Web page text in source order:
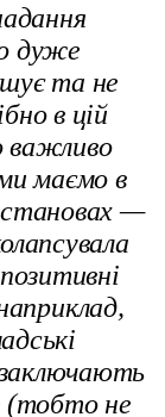
дуже
та не
в цій
важливо
маємо в
—
заключають
(тобто не